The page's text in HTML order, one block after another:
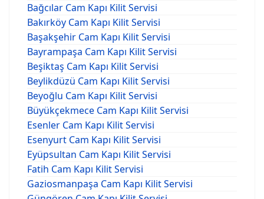
Bağcılar Cam Kapı Kilit Servisi
Bakırköy Cam Kapı Kilit Servisi
Başakşehir Cam Kapı Kilit Servisi
Bayrampaşa Cam Kapı Kilit Servisi
Beşiktaş Cam Kapı Kilit Servisi
Beylikdüzü Cam Kapı Kilit Servisi
Beyoğlu Cam Kapı Kilit Servisi
Büyükçekmece Cam Kapı Kilit Servisi
Esenler Cam Kapı Kilit Servisi
Esenyurt Cam Kapı Kilit Servisi
Eyüpsultan Cam Kapı Kilit Servisi
Fatih Cam Kapı Kilit Servisi
Gaziosmanpaşa Cam Kapı Kilit Servisi